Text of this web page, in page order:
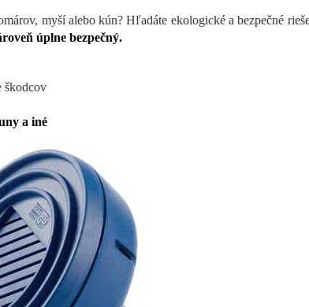
myší alebo kún? Hľadáte ekologické a bezpečné
úplne bezpečný.
škodcov
a iné